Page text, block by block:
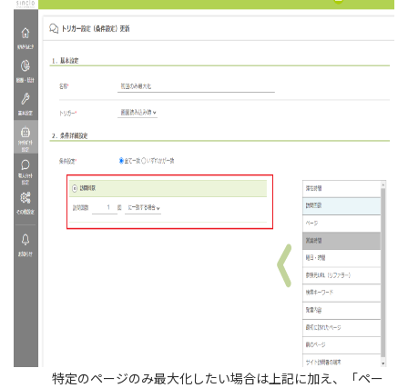
特定のページのみ最大化したい場合は上記に加え、「ペー